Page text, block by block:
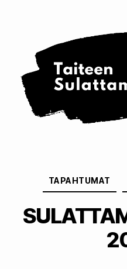
TAPAHTUMAT